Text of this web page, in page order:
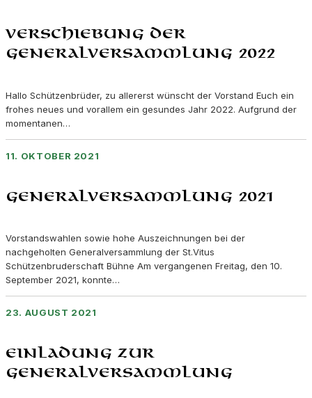
Verschiebung der
Generalversammlung 2022
Hallo Schützenbrüder, zu allererst wünscht der Vorstand Euch ein
frohes neues und vorallem ein gesundes Jahr 2022. Aufgrund der
momentanen…
11. OKTOBER 2021
Generalversammlung 2021
Vorstandswahlen sowie hohe Auszeichnungen bei der
nachgeholten Generalversammlung der St.Vitus
Schützenbruderschaft Bühne Am vergangenen Freitag, den 10.
September 2021, konnte…
23. AUGUST 2021
Einladung zur
Generalversammlung